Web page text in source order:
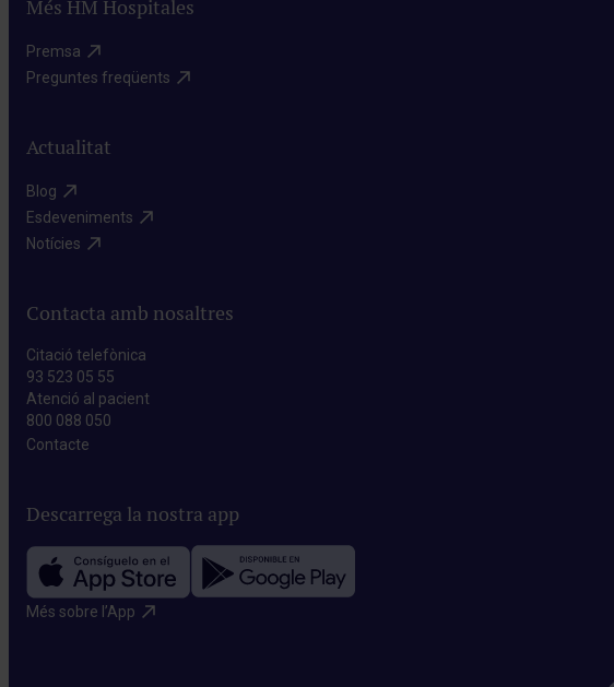
Més HM Hospitales
Premsa​
Preguntes freqüents​
Actualitat
Blog​
Esdeveniments​
Notícies​
Contacta amb nosaltres
Citació telefònica
93 523 05 55
Atenció al pacient
800 088 050
Contacte​
Descarrega la nostra app
Més sobre l’App​